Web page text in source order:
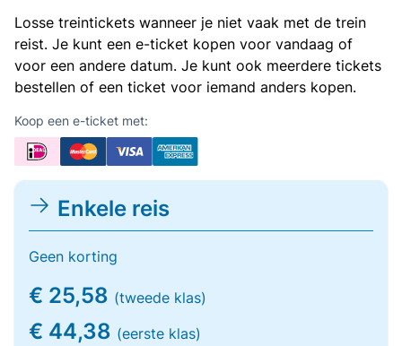
Losse treintickets wanneer je niet vaak met de trein
reist. Je kunt een e-ticket kopen voor vandaag of
voor een andere datum. Je kunt ook meerdere tickets
bestellen of een ticket voor iemand anders kopen.
Koop een e-ticket met:
Enkele reis
Geen korting
€ 25,58 (tweede klas)
€ 44,38 (eerste klas)